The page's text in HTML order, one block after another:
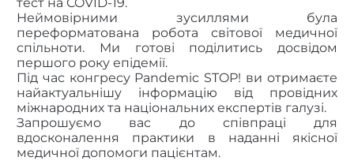
Неймовірними зусиллями була
переформатована робота світової медичної
спільноти. Ми готові поділитись досвідом
першого року епідемії.
Під час конгресу Pandemic STOP! ви отримаєте
найактуальнішу інформацію від провідних
міжнародних та національних експертів галузі.
Запрошуємо вас до співпраці для
вдосконалення практики в наданні якісної
медичної допомоги пацієнтам.